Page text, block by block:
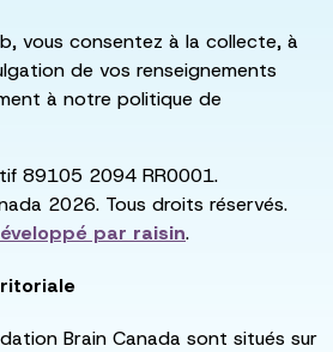
vous consentez à la collecte, à
de vos renseignements
à notre politique de
89105 2094 RR0001.
2026. Tous droits réservés.
par raisin.
Brain Canada sont situés sur